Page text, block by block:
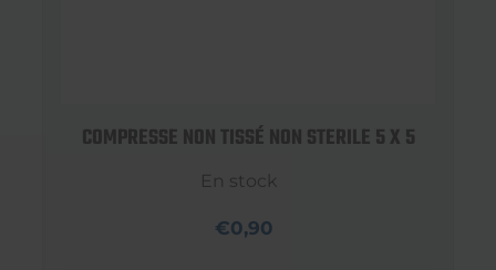
COMPRESSE NON TISSÉ NON STERILE 5 X 5
En stock
€0,90